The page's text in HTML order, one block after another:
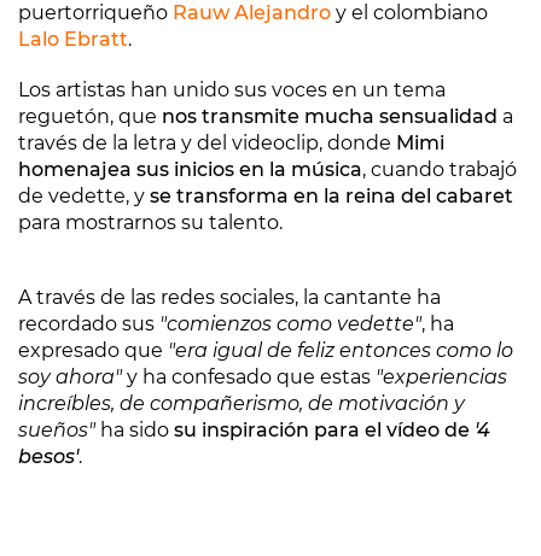
puertorriqueño Rauw Alejandro y el colombiano
Lalo Ebratt.
Los artistas han unido sus voces en un tema
reguetón, que nos transmite mucha sensualidad a
través de la letra y del videoclip, donde Mimi
homenajea sus inicios en la música, cuando trabajó
de vedette, y se transforma en la reina del cabaret
para mostrarnos su talento.
A través de las redes sociales, la cantante ha
recordado sus "comienzos como vedette", ha
expresado que "era igual de feliz entonces como lo
soy ahora"y ha confesado que estas "experiencias
increíbles, de compañerismo, de motivación y
sueños"ha sido su inspiración para el vídeo de '4
besos'.